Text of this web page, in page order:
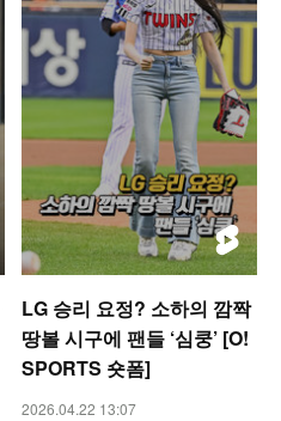
LG 승리 요정? 소하의 깜짝
땅볼 시구에 팬들 ‘심쿵’ [O!
SPORTS 숏폼]
2026.04.22 13:07